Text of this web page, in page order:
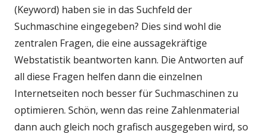
(Keyword) haben sie in das Suchfeld der
Suchmaschine eingegeben? Dies sind wohl die
zentralen Fragen, die eine aussagekräftige
Webstatistik beantworten kann. Die Antworten auf
all diese Fragen helfen dann die einzelnen
Internetseiten noch besser für Suchmaschinen zu
optimieren. Schön, wenn das reine Zahlenmaterial
dann auch gleich noch grafisch ausgegeben wird, so